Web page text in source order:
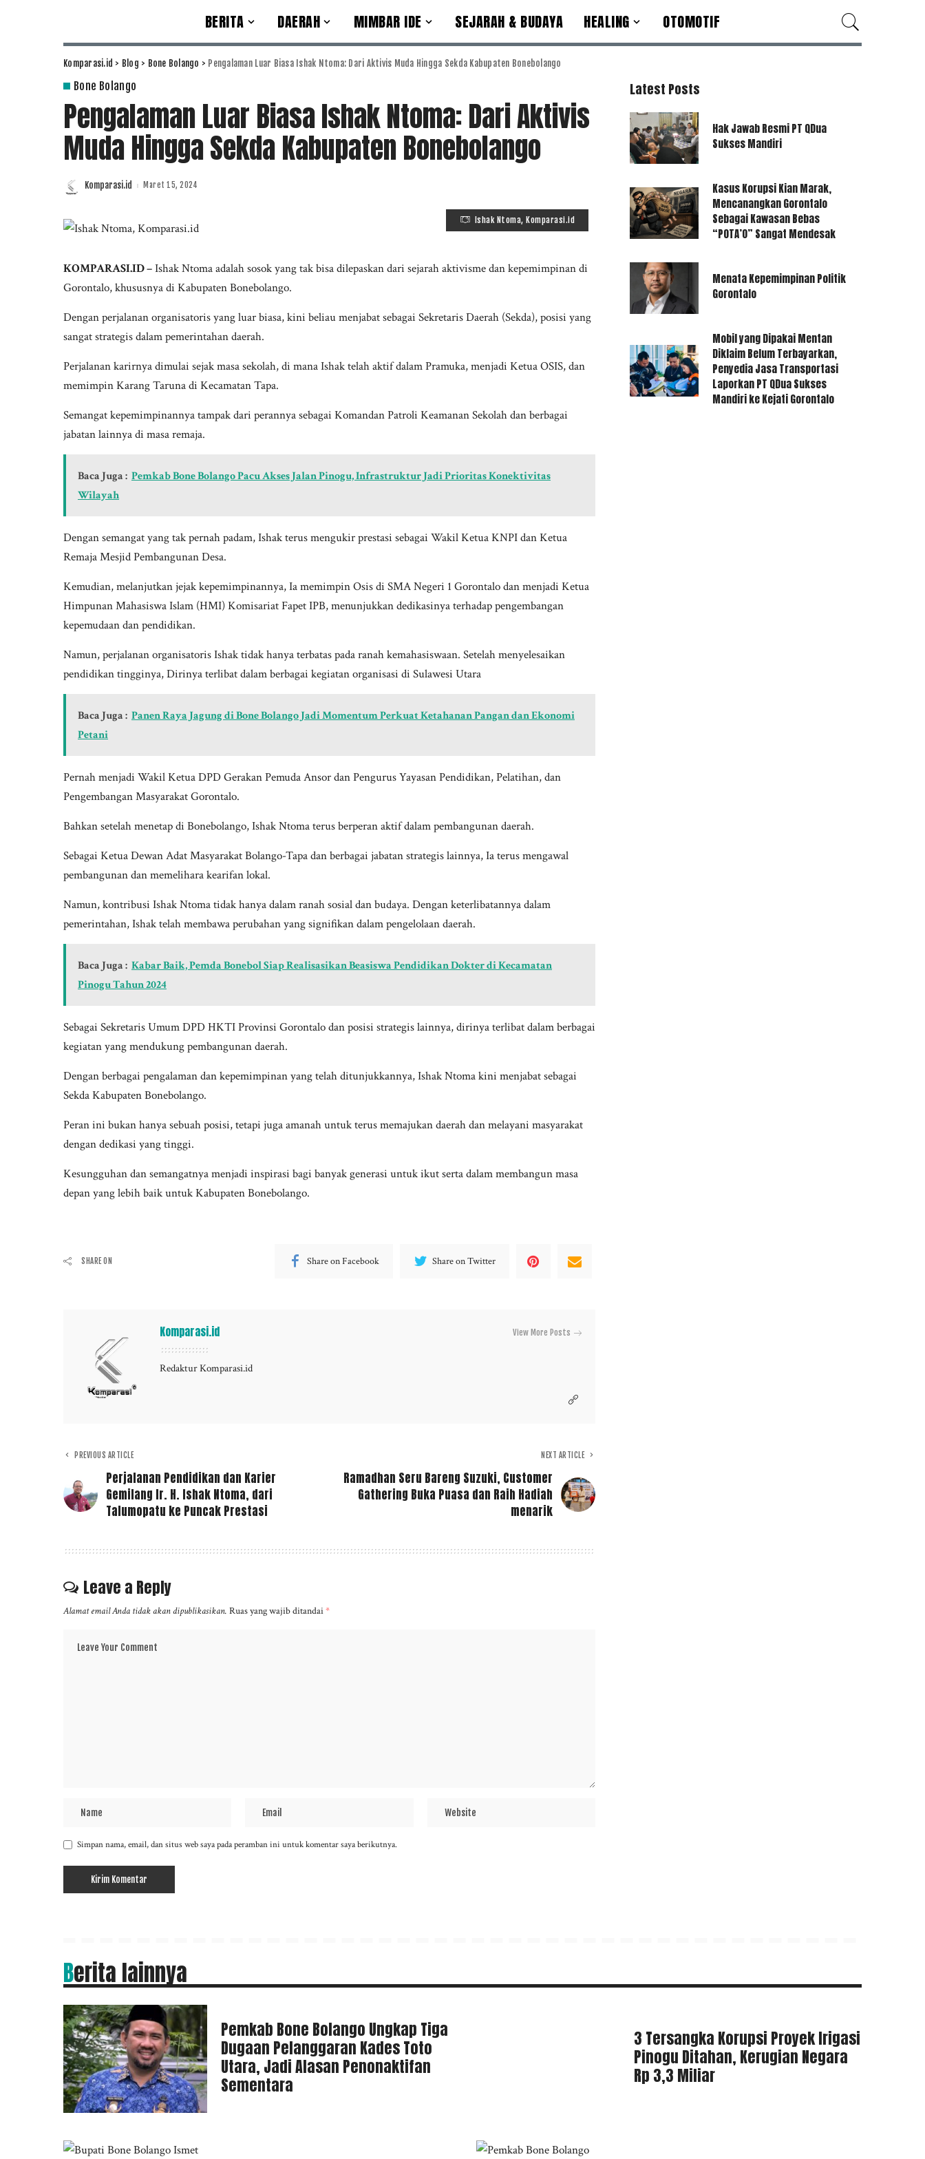
BERITA DAERAH MIMBAR IDE SEJARAH & BUDAYA HEALING OTOMOTIF
Komparasi.id > Blog > Bone Bolango > Pengalaman Luar Biasa Ishak Ntoma: Dari Aktivis Muda Hingga Sekda Kabupaten Bonebolango
Bone Bolango
Pengalaman Luar Biasa Ishak Ntoma: Dari Aktivis
Muda Hingga Sekda Kabupaten Bonebolango
Posted
Komparasi.id Maret 15, 2024
Ishak Ntoma, Komparasi.id
KOMPARASI.ID –Ishak Ntoma adalah sosok yang tak bisa dilepaskan dari sejarah aktivisme dan kepemimpinan di
Gorontalo, khususnya di Kabupaten Bonebolango.
Dengan perjalanan organisatoris yang luar biasa, kini beliau menjabat sebagai Sekretaris Daerah (Sekda), posisi yang
sangat strategis dalam pemerintahan daerah.
Perjalanan karirnya dimulai sejak masa sekolah, di mana Ishak telah aktif dalam Pramuka, menjadi Ketua OSIS, dan
memimpin Karang Taruna di Kecamatan Tapa.
Semangat kepemimpinannya tampak dari perannya sebagai Komandan Patroli Keamanan Sekolah dan berbagai
jabatan lainnya di masa remaja.
Baca Juga : Pemkab Bone Bolango Pacu Akses Jalan Pinogu, Infrastruktur Jadi Prioritas Konektivitas
Wilayah
Dengan semangat yang tak pernah padam, Ishak terus mengukir prestasi sebagai Wakil Ketua KNPI dan Ketua
Remaja Mesjid Pembangunan Desa.
Kemudian, melanjutkan jejak kepemimpinannya, Ia memimpin Osis di SMA Negeri 1 Gorontalo dan menjadi Ketua
Himpunan Mahasiswa Islam (HMI) Komisariat Fapet IPB, menunjukkan dedikasinya terhadap pengembangan
kepemudaan dan pendidikan.
Namun, perjalanan organisatoris Ishak tidak hanya terbatas pada ranah kemahasiswaan. Setelah menyelesaikan
pendidikan tingginya, Dirinya terlibat dalam berbagai kegiatan organisasi di Sulawesi Utara
Baca Juga : Panen Raya Jagung di Bone Bolango Jadi Momentum Perkuat Ketahanan Pangan dan Ekonomi
Petani
Pernah menjadi Wakil Ketua DPD Gerakan Pemuda Ansor dan Pengurus Yayasan Pendidikan, Pelatihan, dan
Pengembangan Masyarakat Gorontalo.
Bahkan setelah menetap di Bonebolango, Ishak Ntoma terus berperan aktif dalam pembangunan daerah.
Sebagai Ketua Dewan Adat Masyarakat Bolango-Tapa dan berbagai jabatan strategis lainnya, Ia terus mengawal
pembangunan dan memelihara kearifan lokal.
Namun, kontribusi Ishak Ntoma tidak hanya dalam ranah sosial dan budaya. Dengan keterlibatannya dalam
pemerintahan, Ishak telah membawa perubahan yang signifikan dalam pengelolaan daerah.
Baca Juga : Kabar Baik, Pemda Bonebol Siap Realisasikan Beasiswa Pendidikan Dokter di Kecamatan
Pinogu Tahun 2024
Sebagai Sekretaris Umum DPD HKTI Provinsi Gorontalo dan posisi strategis lainnya, dirinya terlibat dalam berbagai
kegiatan yang mendukung pembangunan daerah.
Dengan berbagai pengalaman dan kepemimpinan yang telah ditunjukkannya, Ishak Ntoma kini menjabat sebagai
Sekda Kabupaten Bonebolango.
Peran ini bukan hanya sebuah posisi, tetapi juga amanah untuk terus memajukan daerah dan melayani masyarakat
dengan dedikasi yang tinggi.
Kesungguhan dan semangatnya menjadi inspirasi bagi banyak generasi untuk ikut serta dalam membangun masa
depan yang lebih baik untuk Kabupaten Bonebolango.
SHARE ON Share on Facebook Share on Twitter
Komparasi.id View More Posts
Redaktur Komparasi.id
PREVIOUS ARTICLE
Perjalanan Pendidikan dan Karier
Gemilang Ir. H. Ishak Ntoma, dari
Talumopatu ke Puncak Prestasi
NEXT ARTICLE
Ramadhan Seru Bareng Suzuki, Customer
Gathering Buka Puasa dan Raih Hadiah
menarik
Leave a Reply
Alamat email Anda tidak akan dipublikasikan. Ruas yang wajib ditandai*
Simpan nama, email, dan situs web saya pada peramban ini untuk komentar saya berikutnya.
Latest Posts
Hak Jawab Resmi PT QDua
Sukses Mandiri
Kasus Korupsi Kian Marak,
Mencanangkan Gorontalo
Sebagai Kawasan Bebas
“POTA’O” Sangat Mendesak
Menata Kepemimpinan Politik
Gorontalo
Mobil yang Dipakai Mentan
Diklaim Belum Terbayarkan,
Penyedia Jasa Transportasi
Laporkan PT QDua Sukses
Mandiri ke Kejati Gorontalo
Berita lainnya
Pemkab Bone Bolango Ungkap Tiga
Dugaan Pelanggaran Kades Toto
Utara, Jadi Alasan Penonaktifan
Sementara
3 Tersangka Korupsi Proyek Irigasi
Pinogu Ditahan, Kerugian Negara
Rp 3,3 Miliar